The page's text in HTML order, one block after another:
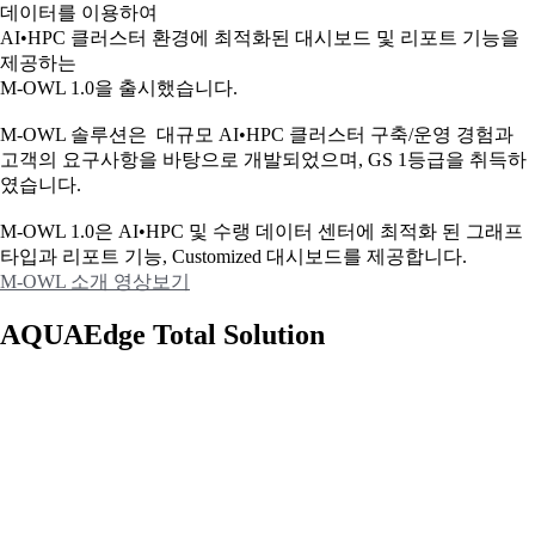
데이터를 이용하여
AI•HPC 클러스터 환경에 최적화된 대시보드 및 리포트 기능을
제공하는
M-OWL 1.0을 출시했습니다.
M-OWL 솔루션은 대규모 AI•HPC 클러스터 구축/운영 경험과
고객의 요구사항을 바탕으로 개발되었으며, GS 1등급을 취득하
였습니다.
M-OWL 1.0은 AI•HPC 및 수랭 데이터 센터에 최적화 된 그래프
타입과 리포트 기능, Customized 대시보드를 제공합니다.
M-OWL 소개 영상보기
AQUAEdge Total Solution